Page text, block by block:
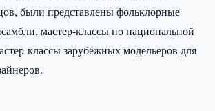
были представлены фольклорные
мастер-классы по национальной
классы зарубежных модельеров для